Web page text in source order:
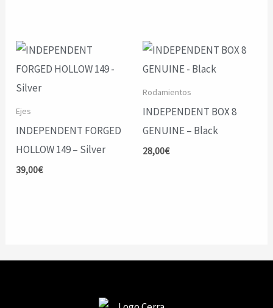
Ejes
INDEPENDENT FORGED
HOLLOW 149 – Silver
39,00€
Rodamientos
INDEPENDENT BOX 8
GENUINE – Black
28,00€